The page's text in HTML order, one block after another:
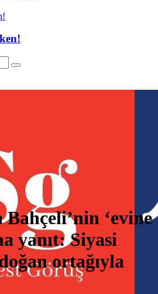
Bahçeli’nin ‘evine
yanıt: Siyasi
ortağıyla